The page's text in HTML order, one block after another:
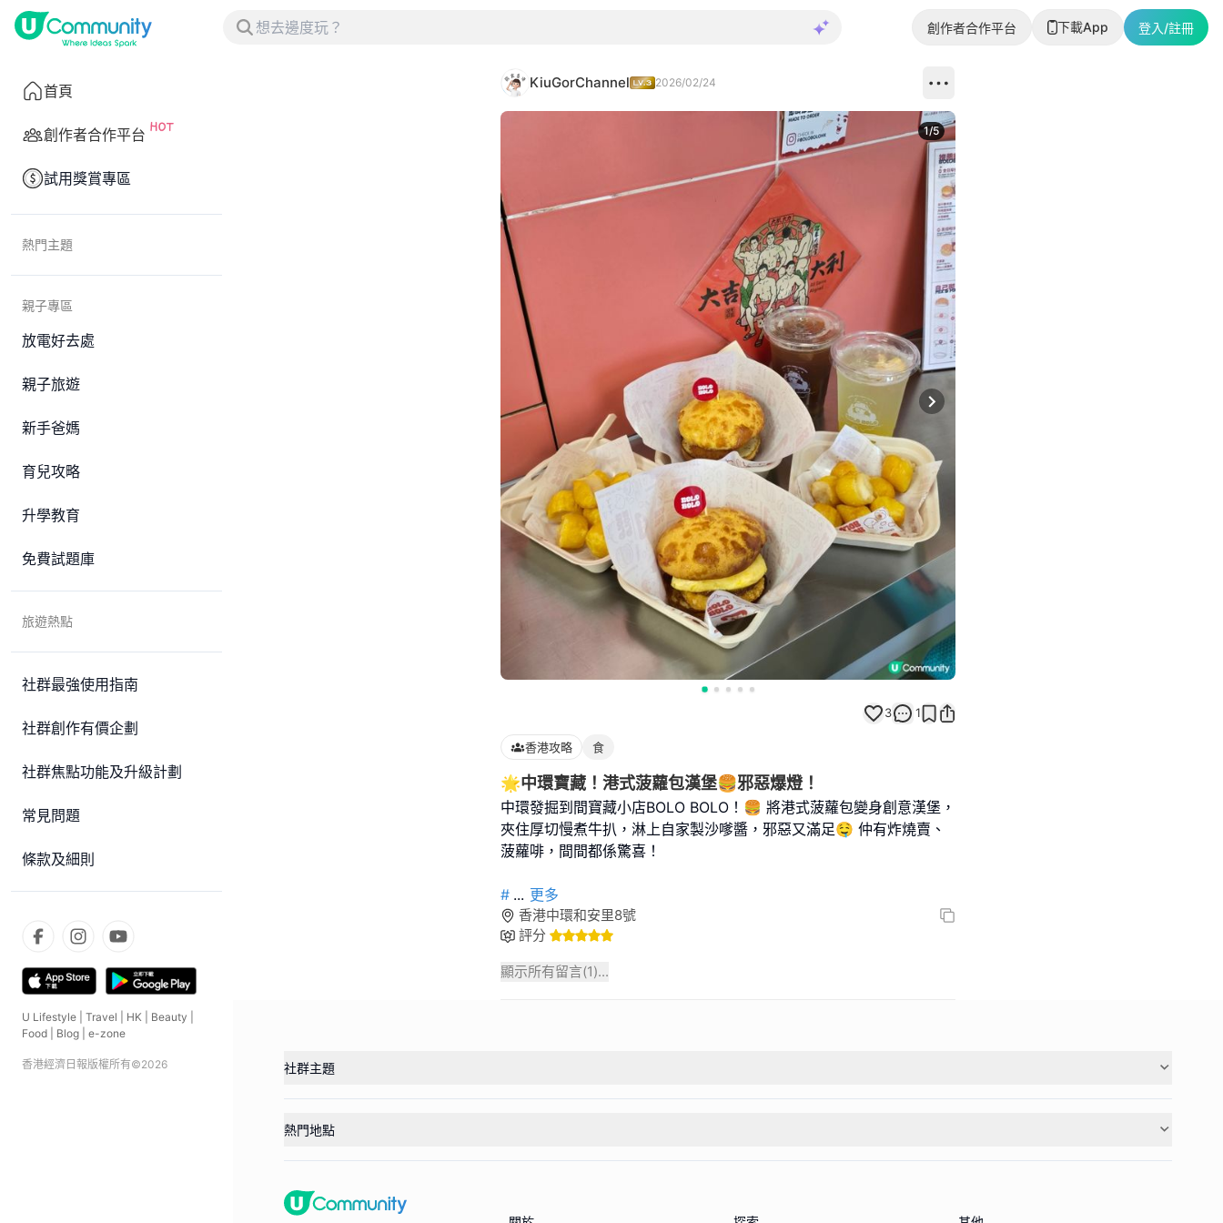
創作者合作平台 下載App 登入/註冊
首頁
創作者合作平台
試用獎賞專區
熱門主題
親子專區
放電好去處
親子旅遊
新手爸媽
育兒攻略
升學教育
免費試題庫
旅遊熱點
社群最強使用指南
社群創作有價企劃
社群焦點功能及升級計劃
常見問題
條款及細則
U Lifestyle Travel HK Beauty
Food
Blog e-zone
香港經濟日報版權所有©2026
KiuGorChannel 2026/02/24
Next slide
1/5
3 1
香港攻略 食
🌟中環寶藏！港式菠蘿包漢堡🍔邪惡爆燈！
中環發掘到間寶藏小店BOLO BOLO！🍔 將港式菠蘿包變身創意漢堡，
夾住厚切慢煮牛扒，淋上自家製沙嗲醬，邪惡又滿足🤤 仲有炸燒賣、
菠蘿啡，間間都係驚喜！
# ... 更多
香港中環和安里8號
評分
顯示所有留言(1)...
社群主題
熱門地點